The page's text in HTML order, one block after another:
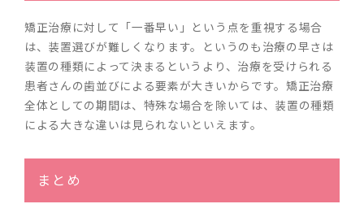
矯正治療に対して「一番早い」という点を重視する場合
は、装置選びが難しくなります。というのも治療の早さは
装置の種類によって決まるというより、治療を受けられる
患者さんの歯並びによる要素が大きいからです。矯正治療
全体としての期間は、特殊な場合を除いては、装置の種類
による大きな違いは見られないといえます。
まとめ